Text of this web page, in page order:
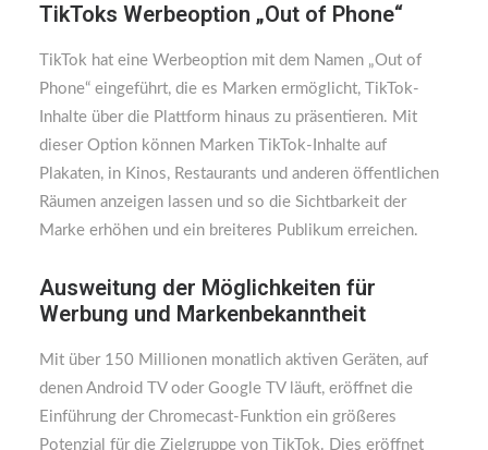
TikToks Werbeoption „Out of Phone“
TikTok hat eine Werbeoption mit dem Namen „Out of
Phone“ eingeführt, die es Marken ermöglicht, TikTok-
Inhalte über die Plattform hinaus zu präsentieren. Mit
dieser Option können Marken TikTok-Inhalte auf
Plakaten, in Kinos, Restaurants und anderen öffentlichen
Räumen anzeigen lassen und so die Sichtbarkeit der
Marke erhöhen und ein breiteres Publikum erreichen.
Ausweitung der Möglichkeiten für
Werbung und Markenbekanntheit
Mit über 150 Millionen monatlich aktiven Geräten, auf
denen Android TV oder Google TV läuft, eröffnet die
Einführung der Chromecast-Funktion ein größeres
Potenzial für die Zielgruppe von TikTok. Dies eröffnet